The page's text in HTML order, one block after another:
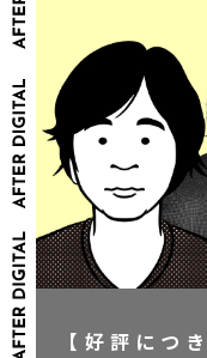
【好評につ